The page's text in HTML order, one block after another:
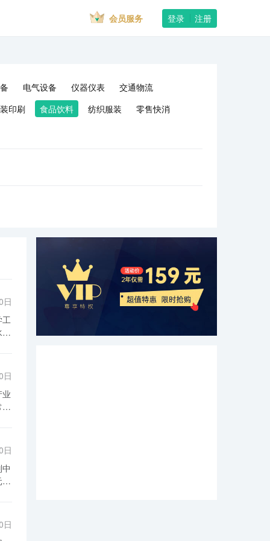
会员服务 登录 注册
电气设备 仪器仪表
交通物流
印刷 食品饮料 纺织服装
零售快消
日
日
日
日